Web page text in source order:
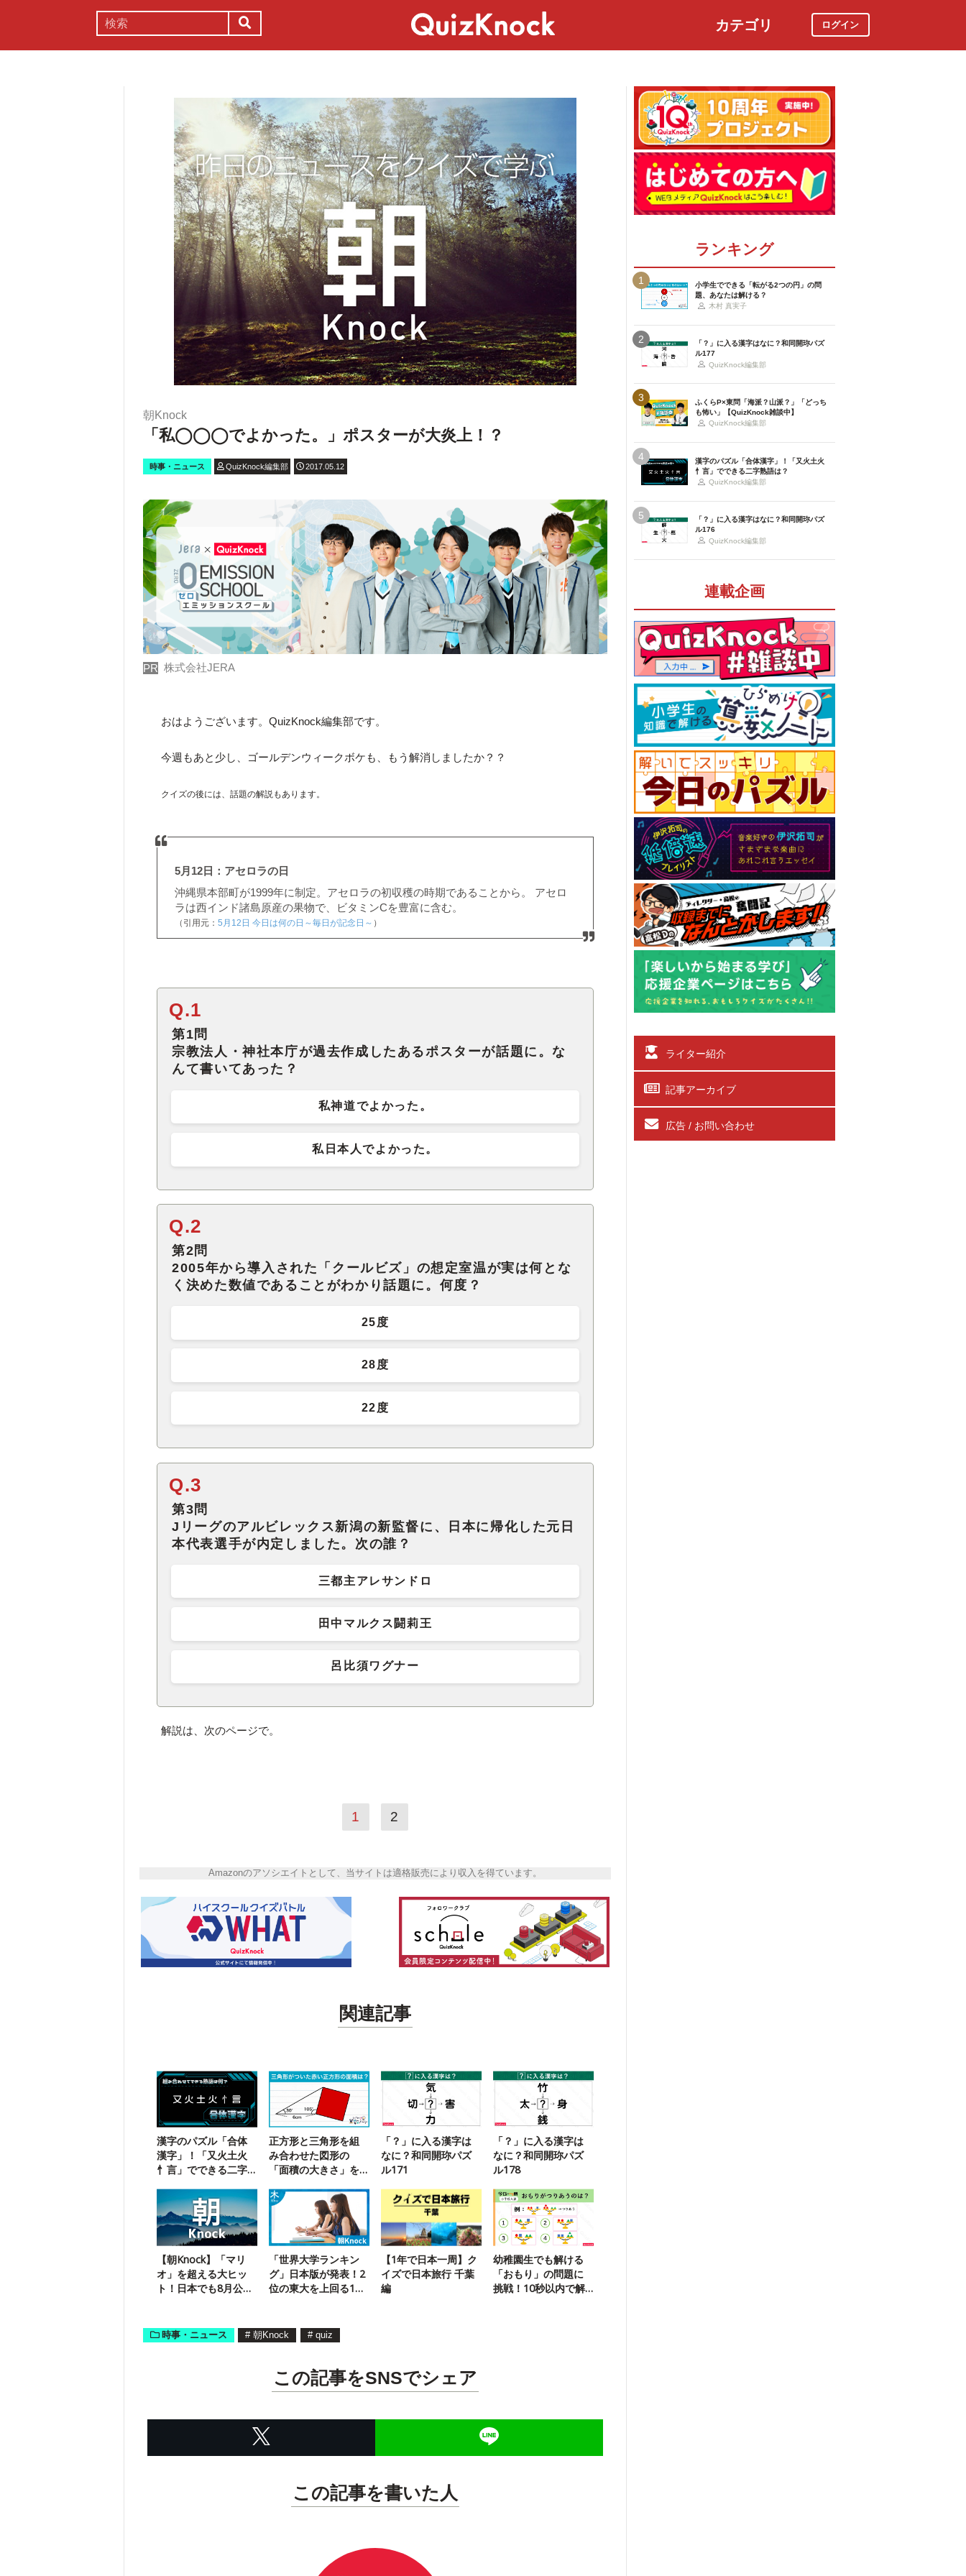
カテゴリ ログイン
朝Knock
「私◯◯◯でよかった。」ポスターが大炎上！？
時事・ニュース QuizKnock編集部 2017.05.12
PR 株式会社JERA
おはようございます。QuizKnock編集部です。
今週もあと少し、ゴールデンウィークボケも、もう解消しましたか？？
クイズの後には、話題の解説もあります。
5月12日：アセロラの日
沖縄県本部町が1999年に制定。アセロラの初収穫の時期であることから。 アセロ
ラは西インド諸島原産の果物で、ビタミンCを豊富に含む。
（引用元：5月12日 今日は何の日～毎日が記念日～ ）
Q.1
第1問
宗教法人・神社本庁が過去作成したあるポスターが話題に。な
んて書いてあった？
私神道でよかった。
私日本人でよかった。
Q.2
第2問
2005年から導入された「クールビズ」の想定室温が実は何とな
く決めた数値であることがわかり話題に。何度？
25度
28度
22度
Q.3
第3問
Jリーグのアルビレックス新潟の新監督に、日本に帰化した元日
本代表選手が内定しました。次の誰？
三都主アレサンドロ
田中マルクス闘莉王
呂比須ワグナー
解説は、次のページで。
1 2
Amazonのアソシエイトとして、当サイトは適格販売により収入を得ています。
関連記事
漢字のパズル「合体
漢字」！「又火土火
忄言」でできる二字
正方形と三角形を組
み合わせた図形の
「面積の大きさ」を
「？」に入る漢字は
なに？和同開珎パズ
ル171
「？」に入る漢字は
なに？和同開珎パズ
ル178
【朝Knock】「マリ
オ」を超える大ヒッ
ト！日本でも8月公開
「世界大学ランキン
グ」日本版が発表！2
位の東大を上回る1位
【1年で日本一周】ク
イズで日本旅行 千葉
編
幼稚園生でも解ける
「おもり」の問題に
挑戦！10秒以内で解
時事・ニュース # 朝Knock # quiz
この記事をSNSでシェア
この記事を書いた人
ランキング
1
小学生でできる「転がる2つの円」の問
題、あなたは解ける？
木村 真実子
2
「？」に入る漢字はなに？和同開珎パズ
ル177
QuizKnock編集部
3
ふくらP×東問「海派？山派？」「どっち
も怖い」【QuizKnock雑談中】
QuizKnock編集部
4
漢字のパズル「合体漢字」！「又火土火
忄言」でできる二字熟語は？
QuizKnock編集部
5
「？」に入る漢字はなに？和同開珎パズ
ル176
QuizKnock編集部
連載企画
ライター紹介
記事アーカイブ
広告 / お問い合わせ